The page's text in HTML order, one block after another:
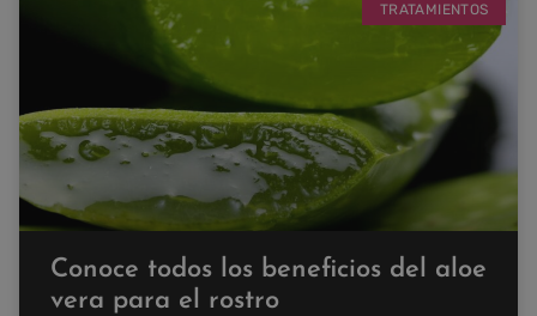
TRATAMIENTOS
Conoce todos los beneficios del aloe
vera para el rostro